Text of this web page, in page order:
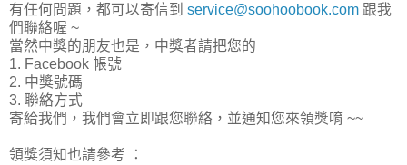
有任何問題，都可以寄信到 service@soohoobook.com 跟我
們聯絡喔 ~
當然中獎的朋友也是，中獎者請把您的
1. Facebook 帳號
2. 中獎號碼
3. 聯絡方式
寄給我們，我們會立即跟您聯絡，並通知您來領獎唷 ~~
領獎須知也請參考 ：